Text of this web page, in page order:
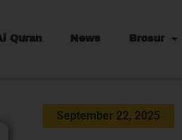
Quran News Brosur
September 22, 2025